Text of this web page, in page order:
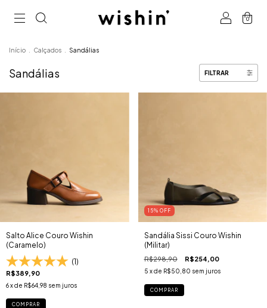
0
Início Calçados Sandálias
Sandálias FILTRAR
Salto Alice Couro Wishin
(Caramelo)
(1)
R$389,90
6x de R$64,98 sem juros
COMPRAR
15% OFF
Sandália Sissi Couro Wishin
(Militar)
R$298,90 R$254,00
5 x de R$50,80 sem juros
COMPRAR